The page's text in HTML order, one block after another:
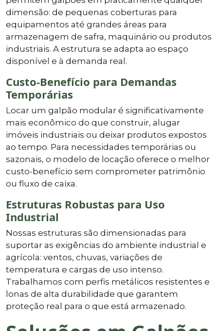
dimensão: de pequenas coberturas para
equipamentos até grandes áreas para
armazenagem de safra, maquinário ou produtos
industriais. A estrutura se adapta ao espaço
disponível e à demanda real.
Custo-Benefício para Demandas
Temporárias
Locar um galpão modular é significativamente
mais econômico do que construir, alugar
imóveis industriais ou deixar produtos expostos
ao tempo. Para necessidades temporárias ou
sazonais, o modelo de locação oferece o melhor
custo-benefício sem comprometer patrimônio
ou fluxo de caixa.
Estruturas Robustas para Uso
Industrial
Nossas estruturas são dimensionadas para
suportar as exigências do ambiente industrial e
agrícola: ventos, chuvas, variações de
temperatura e cargas de uso intenso.
Trabalhamos com perfis metálicos resistentes e
lonas de alta durabilidade que garantem
proteção real para o que está armazenado.